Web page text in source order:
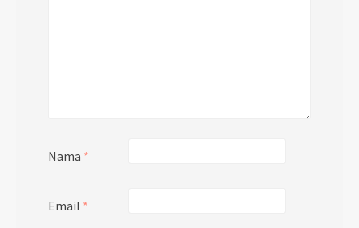
Nama *
Email *